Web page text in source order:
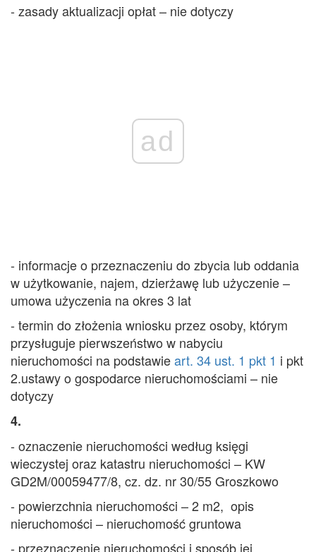
- zasady aktualizacji opłat – nie dotyczy
ad
- informacje o przeznaczeniu do zbycia lub oddania
w użytkowanie, najem, dzierżawę lub użyczenie –
umowa użyczenia na okres 3 lat
- termin do złożenia wniosku przez osoby, którym
przysługuje pierwszeństwo w nabyciu
nieruchomości na podstawieart. 34 ust. 1 pkt 1 i pkt
2.ustawy o gospodarce nieruchomościami – nie
dotyczy
4.
- oznaczenie nieruchomości według księgi
wieczystej oraz katastru nieruchomości – KW
GD2M/00059477/8, cz. dz. nr 30/55 Groszkowo
- powierzchnia nieruchomości – 2 m2, opis
nieruchomości – nieruchomość gruntowa
- przeznaczenie nieruchomości i sposób jej